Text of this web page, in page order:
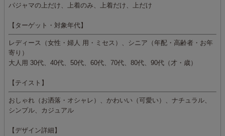
パジャマの上だけ、上着のみ、上着だけ、上だけ
【ターゲット・対象年代】
レディース（女性・婦人 用・ミセス）、シニア（年配・高齢者・お年
寄り）
大人用 30代、40代、50代、60代、70代、80代、90代（才・歳）
【テイスト】
おしゃれ（お洒落・オシャレ）、かわいい（可愛い）、ナチュラル、
シンプル、カジュアル
【デザイン詳細】